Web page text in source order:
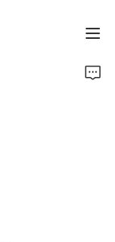
Container